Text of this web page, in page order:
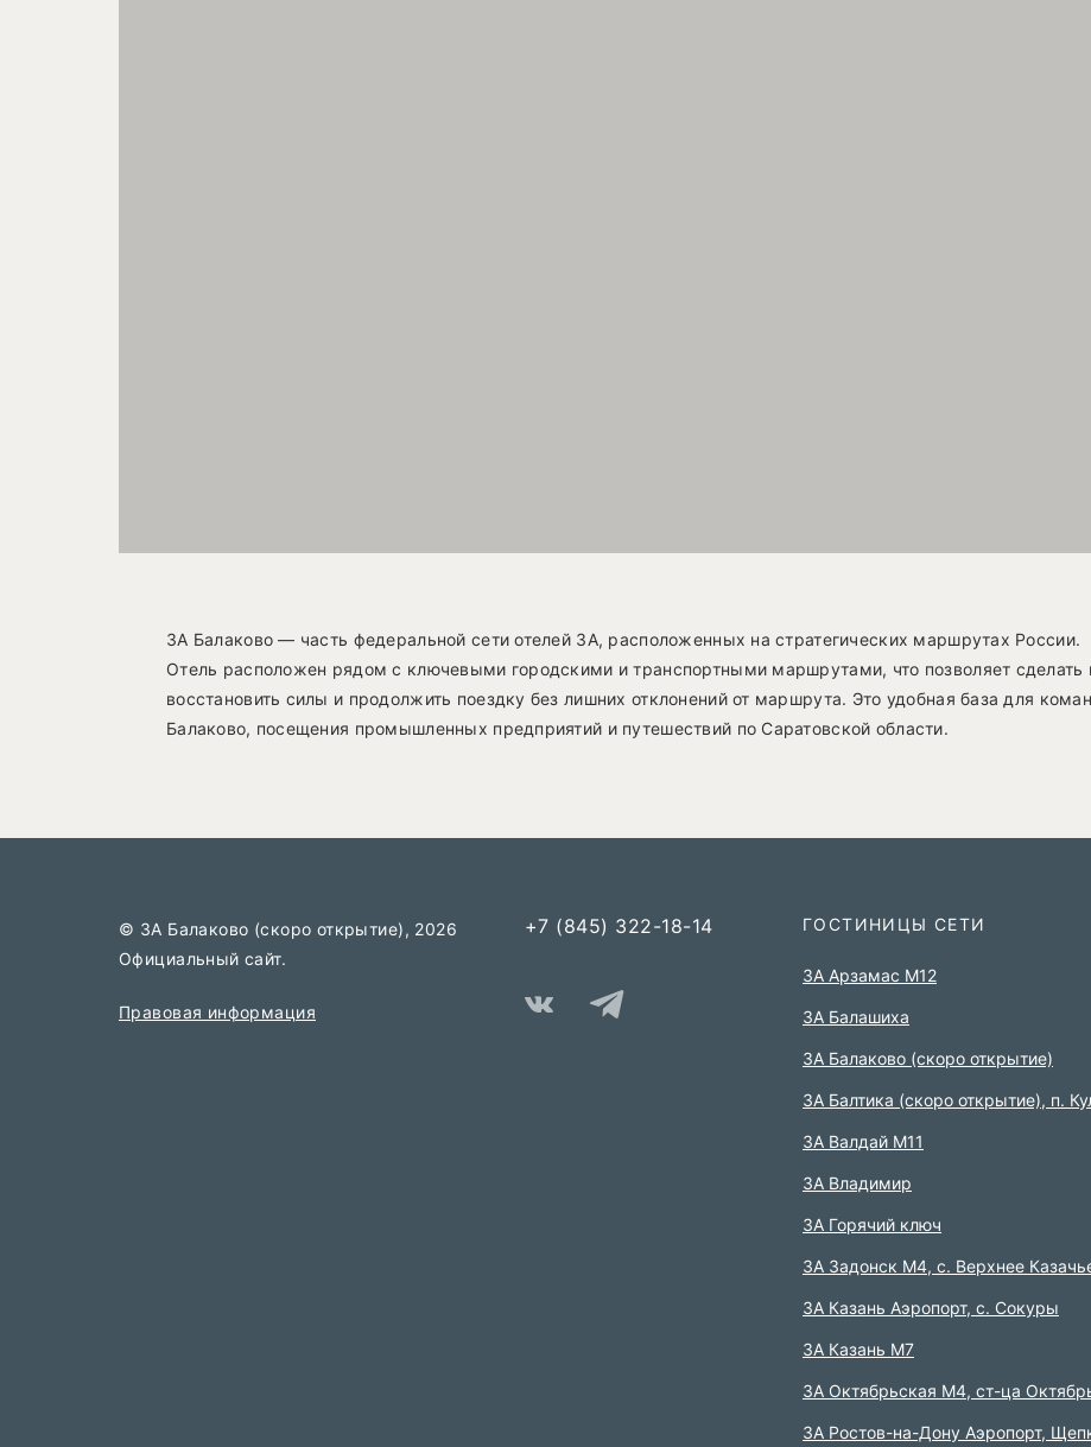
3A Балаково — часть федеральной сети отелей 3A, расположенных на стратегических маршрутах России.
Отель расположен рядом с ключевыми городскими и транспортными маршрутами, что позволяет сделать
восстановить силы и продолжить поездку без лишних отклонений от маршрута. Это удобная база для
Балаково, посещения промышленных предприятий и путешествий по Саратовской области.
© 3А Балаково (скоро открытие), 2026
Официальный сайт.
Правовая информация
+7 (845) 322-18-14 ГОСТИНИЦЫ СЕТИ
3А Арзамас М12
3А Балашиха
3А Балаково (скоро открытие)
ЗА Балтика (скоро открытие), п.
ЗА Валдай M11
ЗА Владимир
3А Горячий ключ
3А Задонск М4, с. Верхнее
3А Казань Аэропорт, с. Сокуры
3А Казань М7
3А Октябрьская М4, ст-ца
3А Ростов-на-Дону Аэропорт,